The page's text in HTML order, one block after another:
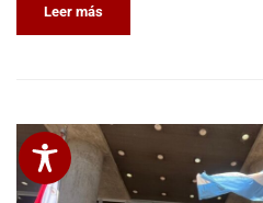
Leer más